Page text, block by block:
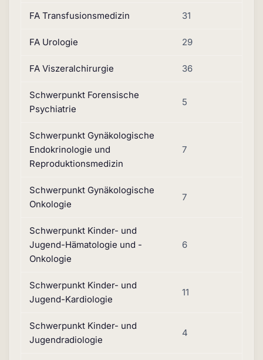
FA Transfusionsmedizin 31
FA Urologie 29
FA Viszeralchirurgie 36
Schwerpunkt Forensische
Psychiatrie
5
Schwerpunkt Gynäkologische
Endokrinologie und
Reproduktionsmedizin
7
Schwerpunkt Gynäkologische
Onkologie
7
Schwerpunkt Kinder- und
Jugend-Hämatologie und -
Onkologie
6
Schwerpunkt Kinder- und
Jugend-Kardiologie
11
Schwerpunkt Kinder- und
Jugendradiologie
4